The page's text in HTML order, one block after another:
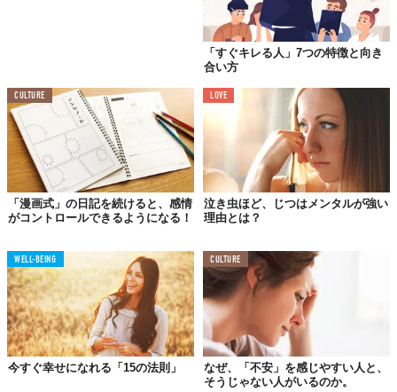
自分が、どんなときに良い気分になって、どんなときに気分を害
するのかを見極めるようにしてください。他の人にとっては別に
なんてことのないことでも、あなたにとってはとても嫌な気持ち
になることだってあるかもしれません。
それがわかってくると、感情のコントロールがしやすくなるので
す。
05.
相手の意見に反対するときは
たとえ思うところがあったとしても、感情的に反論をしていたの
では、ただただ非生産的な争いになってしまいます。
「反論をするときは冷静に」が鉄則です。最終的にどちらかの意
見に無理矢理まとめる必要はありません。お互いの意見を尊重し
あうことが大切なのです。
Licensed material used with permission byNicolas Cole
「すぐキレる人」7つの特徴と向き
合い方
CULTURE
「漫画式」の日記を続けると、感情
がコントロールできるようになる！
LOVE
泣き虫ほど、じつはメンタルが強い
理由とは？
WELL-BEING
今すぐ幸せになれる「15の法則」
CULTURE
なぜ、「不安」を感じやすい人と、
そうじゃない人がいるのか。